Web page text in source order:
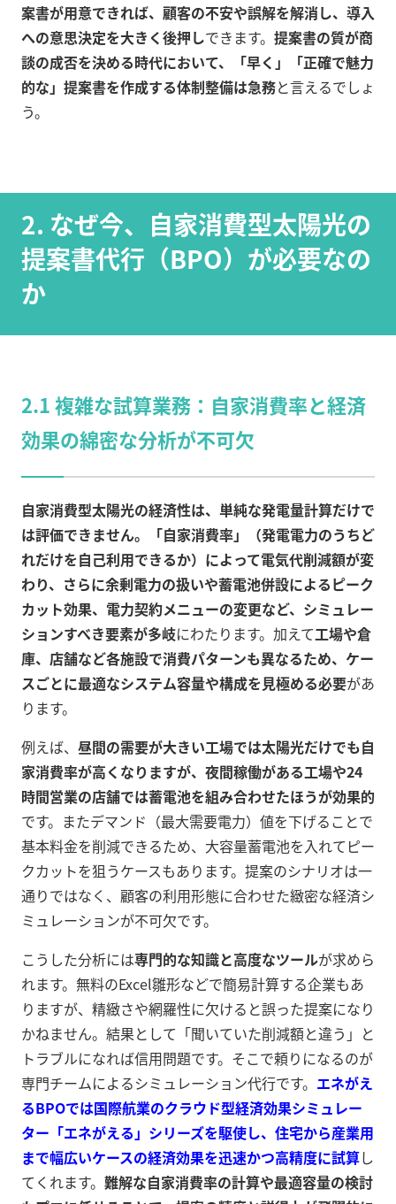
案書が用意できれば、顧客の不安や誤解を解消し、導入
への意思決定を大きく後押しできます。 提案書の質が商
談の成否を決める時代において、「早く」「正確で魅力
的な」提案書を作成する体制整備は急務と言えるでしょ
う。
2. なぜ今、自家消費型太陽光の
提案書代行（BPO）が必要なの
か
2.1 複雑な試算業務：自家消費率と経済
効果の綿密な分析が不可欠
自家消費型太陽光の経済性は、単純な発電量計算だけで
は評価できません。「自家消費率」（発電電力のうちど
れだけを自己利用できるか）によって電気代削減額が変
わり、さらに余剰電力の扱いや蓄電池併設によるピーク
カット効果、電力契約メニューの変更など、シミュレー
ションすべき要素が多岐にわたります。加えて工場や倉
庫、店舗など各施設で消費パターンも異なるため、ケー
スごとに最適なシステム容量や構成を見極める必要があ
ります。
例えば、 昼間の需要が大きい工場では太陽光だけでも自
家消費率が高くなりますが、夜間稼働がある工場や24
時間営業の店舗では蓄電池を組み合わせたほうが効果的
です。またデマンド（最大需要電力）値を下げることで
基本料金を削減できるため、大容量蓄電池を入れてピー
クカットを狙うケースもあります。提案のシナリオは一
通りではなく、顧客の利用形態に合わせた緻密な経済シ
ミュレーションが不可欠です。
こうした分析には専門的な知識と高度なツールが求めら
れます。無料のExcel雛形などで簡易計算する企業もあ
りますが、精緻さや網羅性に欠けると誤った提案になり
かねません。結果として「聞いていた削減額と違う」と
トラブルになれば信用問題です。そこで頼りになるのが
専門チームによるシミュレーション代行です。 エネがえ
るBPOでは国際航業のクラウド型経済効果シミュレー
ター「エネがえる」シリーズを駆使し、住宅から産業用
まで幅広いケースの経済効果を迅速かつ高精度に試算し
てくれます。 難解な自家消費率の計算や最適容量の検討